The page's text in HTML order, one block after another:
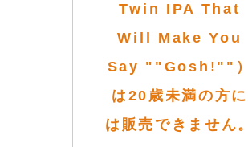
Twin IPA That
Will Make You
Say ""Gosh!""）
は20歳未満の方に
は販売できません。